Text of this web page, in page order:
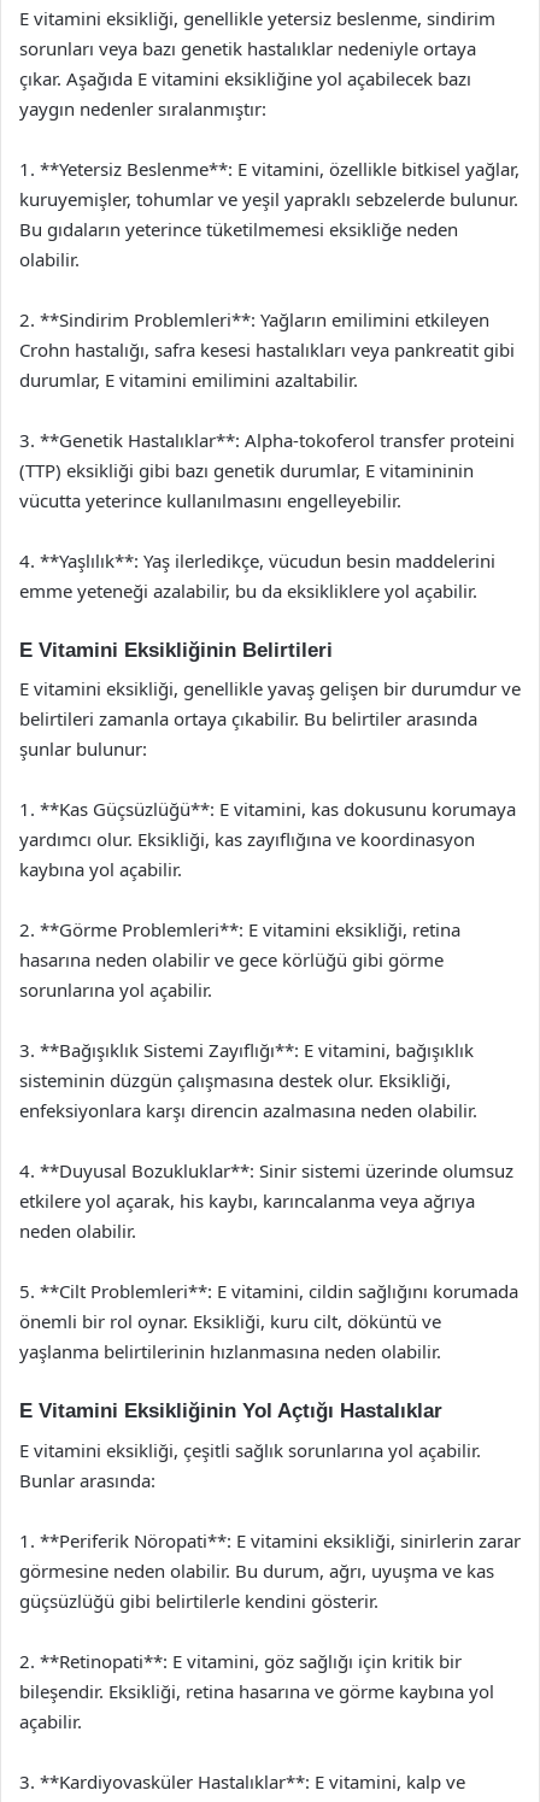
E vitamini eksikliği, genellikle yetersiz beslenme, sindirim
sorunları veya bazı genetik hastalıklar nedeniyle ortaya
çıkar. Aşağıda E vitamini eksikliğine yol açabilecek bazı
yaygın nedenler sıralanmıştır:
1. **Yetersiz Beslenme**: E vitamini, özellikle bitkisel yağlar,
kuruyemişler, tohumlar ve yeşil yapraklı sebzelerde bulunur.
Bu gıdaların yeterince tüketilmemesi eksikliğe neden
olabilir.
2. **Sindirim Problemleri**: Yağların emilimini etkileyen
Crohn hastalığı, safra kesesi hastalıkları veya pankreatit gibi
durumlar, E vitamini emilimini azaltabilir.
3. **Genetik Hastalıklar**: Alpha-tokoferol transfer proteini
(TTP) eksikliği gibi bazı genetik durumlar, E vitamininin
vücutta yeterince kullanılmasını engelleyebilir.
4. **Yaşlılık**: Yaş ilerledikçe, vücudun besin maddelerini
emme yeteneği azalabilir, bu da eksikliklere yol açabilir.
E Vitamini Eksikliğinin Belirtileri
E vitamini eksikliği, genellikle yavaş gelişen bir durumdur ve
belirtileri zamanla ortaya çıkabilir. Bu belirtiler arasında
şunlar bulunur:
1. **Kas Güçsüzlüğü**: E vitamini, kas dokusunu korumaya
yardımcı olur. Eksikliği, kas zayıflığına ve koordinasyon
kaybına yol açabilir.
2. **Görme Problemleri**: E vitamini eksikliği, retina
hasarına neden olabilir ve gece körlüğü gibi görme
sorunlarına yol açabilir.
3. **Bağışıklık Sistemi Zayıflığı**: E vitamini, bağışıklık
sisteminin düzgün çalışmasına destek olur. Eksikliği,
enfeksiyonlara karşı direncin azalmasına neden olabilir.
4. **Duyusal Bozukluklar**: Sinir sistemi üzerinde olumsuz
etkilere yol açarak, his kaybı, karıncalanma veya ağrıya
neden olabilir.
5. **Cilt Problemleri**: E vitamini, cildin sağlığını korumada
önemli bir rol oynar. Eksikliği, kuru cilt, döküntü ve
yaşlanma belirtilerinin hızlanmasına neden olabilir.
E Vitamini Eksikliğinin Yol Açtığı Hastalıklar
E vitamini eksikliği, çeşitli sağlık sorunlarına yol açabilir.
Bunlar arasında:
1. **Periferik Nöropati**: E vitamini eksikliği, sinirlerin zarar
görmesine neden olabilir. Bu durum, ağrı, uyuşma ve kas
güçsüzlüğü gibi belirtilerle kendini gösterir.
2. **Retinopati**: E vitamini, göz sağlığı için kritik bir
bileşendir. Eksikliği, retina hasarına ve görme kaybına yol
açabilir.
3. **Kardiyovasküler Hastalıklar**: E vitamini, kalp ve